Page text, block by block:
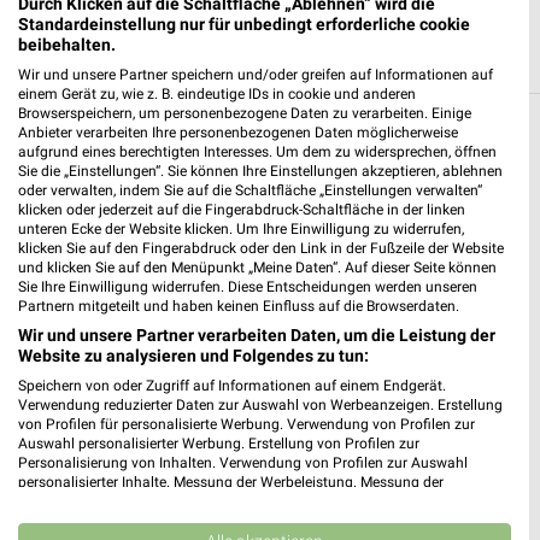
Weitere EDEKA Geschäfte mit Angeboten in
und um Bad Laasphe
5 Geschäfte und Orte
EDEKA Angebote in Biedenkopf - Wallau
Biedenkopf - Wallau, Deutschland
383,60 km
EDEKA Frischemarkt Quitadamo GmbH
Sieg-Lahn-Straße 51
Standardeinstellung nur für unbedingt erforderliche cookie
beibehalten.
Wir und unsere Partner speichern und/oder greifen auf Informationen auf
einem Gerät zu, wie z. B. eindeutige IDs in cookie und anderen
Browserspeichern, um personenbezogene Daten zu verarbeiten. Einige
Anbieter verarbeiten Ihre personenbezogenen Daten möglicherweise
aufgrund eines berechtigten Interesses. Um dem zu widersprechen, öffnen
Sie die „Einstellungen“. Sie können Ihre Einstellungen akzeptieren, ablehnen
oder verwalten, indem Sie auf die Schaltfläche „Einstellungen verwalten“
klicken oder jederzeit auf die Fingerabdruck-Schaltfläche in der linken
unteren Ecke der Website klicken. Um Ihre Einwilligung zu widerrufen,
klicken Sie auf den Fingerabdruck oder den Link in der Fußzeile der Website
und klicken Sie auf den Menüpunkt „Meine Daten“. Auf dieser Seite können
Sie Ihre Einwilligung widerrufen. Diese Entscheidungen werden unseren
Partnern mitgeteilt und haben keinen Einfluss auf die Browserdaten.
Wir und unsere Partner verarbeiten Daten, um die Leistung der
Website zu analysieren und Folgendes zu tun:
Speichern von oder Zugriff auf Informationen auf einem Endgerät.
Verwendung reduzierter Daten zur Auswahl von Werbeanzeigen. Erstellung
von Profilen für personalisierte Werbung. Verwendung von Profilen zur
Auswahl personalisierter Werbung. Erstellung von Profilen zur
Personalisierung von Inhalten. Verwendung von Profilen zur Auswahl
personalisierter Inhalte. Messung der Werbeleistung. Messung der
Kombinationen von Daten aus verschiedenen Quellen. Entwicklung und